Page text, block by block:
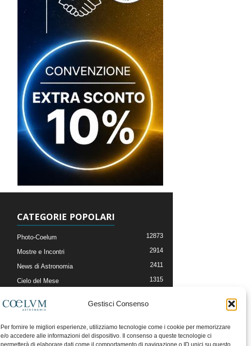
Gestisci Consenso
Per fornire le migliori esperienze, utilizziamo tecnologie come i cookie per memorizzare
e/o accedere alle informazioni del dispositivo. Il consenso a queste tecnologie ci
permetterà di elaborare dati come il comportamento di navigazione o ID unici su questo
CATEGORIE POPOLARI
Photo-Coelum 12873
Mostre e Incontri 2914
News di Astronomia 2411
Cielo del Mese 1315
Articoli e Risorse On-Line
Il Blog della Redazione